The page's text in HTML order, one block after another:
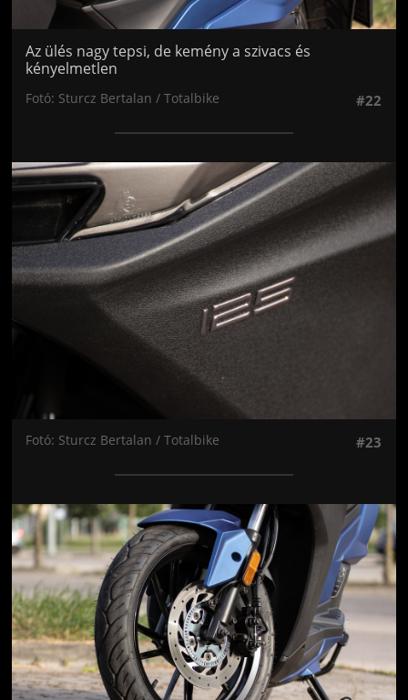
Az ülés nagy tepsi, de kemény a szivacs és
kényelmetlen
Fotó: Sturcz Bertalan / Totalbike #22
Jön még kép!
Fotó: Sturcz Bertalan / Totalbike #23
Jön még kép!